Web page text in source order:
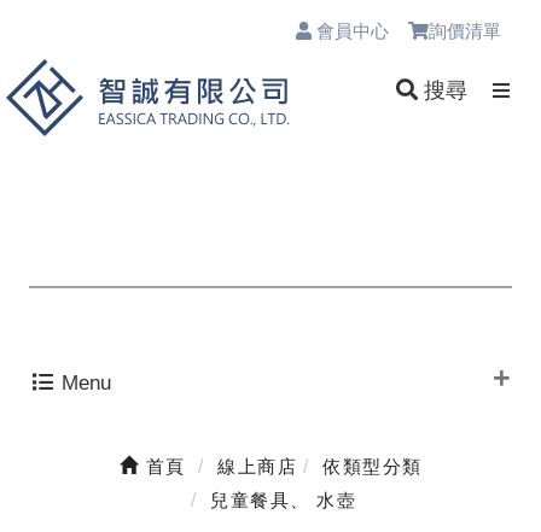
會員中心 詢價清單
搜尋
Menu
首頁 線上商店
依類型分類
兒童餐具、 水壺